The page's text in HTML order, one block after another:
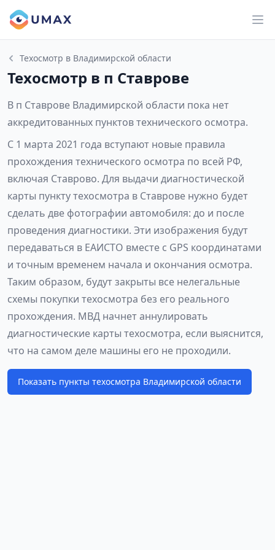
Техосмотр в Владимирской области
Техосмотр в п Ставрове
В п Ставрове Владимирской области пока нет
аккредитованных пунктов технического осмотра.
С 1 марта 2021 года вступают новые правила
прохождения технического осмотра по всей РФ,
включая Ставрово. Для выдачи диагностической
карты пункту техосмотра в Ставрове нужно будет
сделать две фотографии автомобиля: до и после
проведения диагностики. Эти изображения будут
передаваться в ЕАИСТО вместе с GPS координатами
и точным временем начала и окончания осмотра.
Таким образом, будут закрыты все нелегальные
схемы покупки техосмотра без его реального
прохождения. МВД начнет аннулировать
диагностические карты техосмотра, если выяснится,
что на самом деле машины его не проходили.
Показать пункты техосмотра Владимирской области